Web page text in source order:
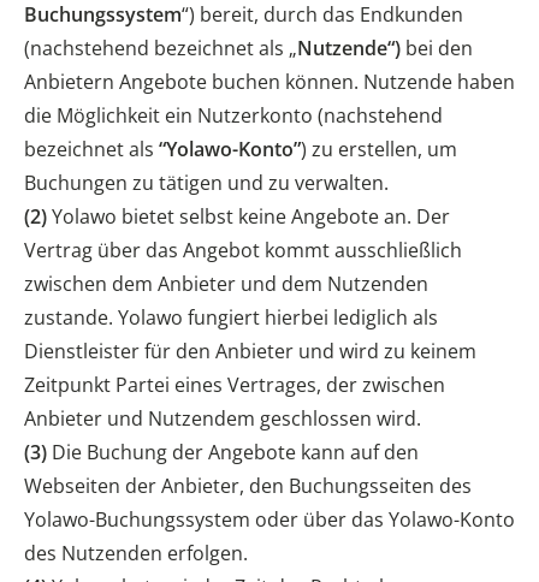
Buchungssystem“) bereit, durch das Endkunden
(nachstehend bezeichnet als „Nutzende“) bei den
Anbietern Angebote buchen können. Nutzende haben
die Möglichkeit ein Nutzerkonto (nachstehend
bezeichnet als “Yolawo-Konto”) zu erstellen, um
Buchungen zu tätigen und zu verwalten.
(2)Yolawo bietet selbst keine Angebote an. Der
Vertrag über das Angebot kommt ausschließlich
zwischen dem Anbieter und dem Nutzenden
zustande. Yolawo fungiert hierbei lediglich als
Dienstleister für den Anbieter und wird zu keinem
Zeitpunkt Partei eines Vertrages, der zwischen
Anbieter und Nutzendem geschlossen wird.
(3) Die Buchung der Angebote kann auf den
Webseiten der Anbieter, den Buchungsseiten des
Yolawo-Buchungssystem oder über das Yolawo-Konto
des Nutzenden erfolgen.